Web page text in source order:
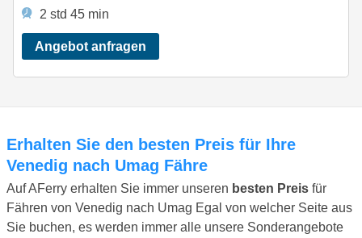
2 std 45 min
Angebot anfragen
Erhalten Sie den besten Preis für Ihre
Venedig nach Umag Fähre
Auf AFerry erhalten Sie immer unseren besten Preis für
Fähren von Venedig nach Umag Egal von welcher Seite aus
Sie buchen, es werden immer alle unsere Sonderangebote